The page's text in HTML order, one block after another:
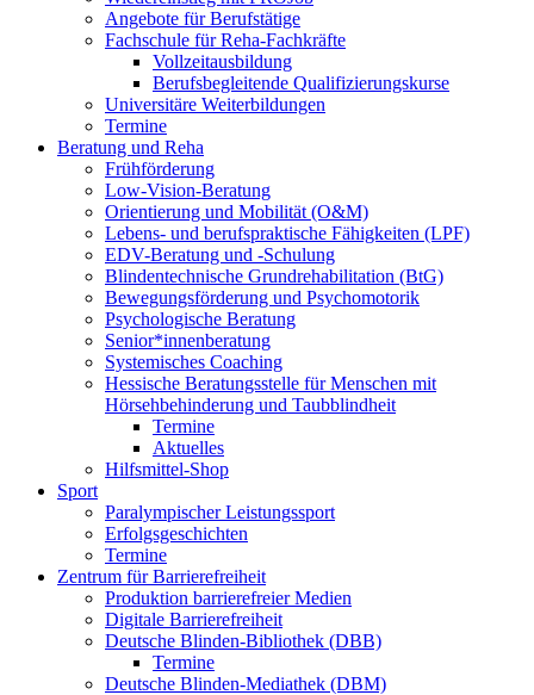
Angebote für Berufstätige
Fachschule für Reha-Fachkräfte
Vollzeitausbildung
Berufsbegleitende Qualifizierungskurse
Universitäre Weiterbildungen
Termine
Beratung und Reha
Frühförderung
Low-Vision-Beratung
Orientierung und Mobilität (O&M)
Lebens- und berufspraktische Fähigkeiten (LPF)
EDV-Beratung und -Schulung
Blindentechnische Grundrehabilitation (BtG)
Bewegungsförderung und Psychomotorik
Psychologische Beratung
Senior*innenberatung
Systemisches Coaching
Hessische Beratungsstelle für Menschen mit
Hörsehbehinderung und Taubblindheit
Termine
Aktuelles
Hilfsmittel-Shop
Sport
Paralympischer Leistungssport
Erfolgsgeschichten
Termine
Zentrum für Barrierefreiheit
Produktion barrierefreier Medien
Digitale Barrierefreiheit
Deutsche Blinden-Bibliothek (DBB)
Termine
Deutsche Blinden-Mediathek (DBM)